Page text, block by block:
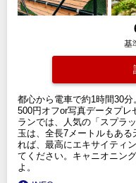
基
都心から電車で約1時間30
500円オフor写真データプ
ランでは、人気の「スプラ
玉は、全長7メートルもあ
れば、最高にエキサイティ
てください。キャニオニン
よ。